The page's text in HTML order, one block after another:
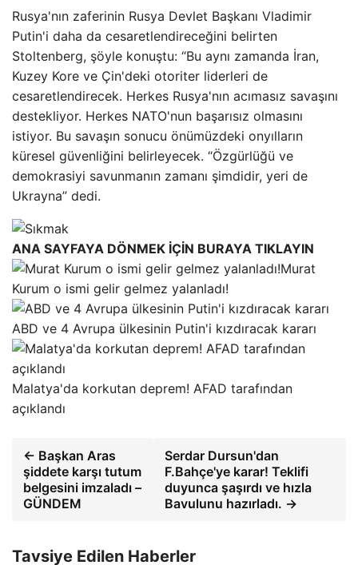
Rusya'nın zaferinin Rusya Devlet Başkanı Vladimir
Putin'i daha da cesaretlendireceğini belirten
Stoltenberg, şöyle konuştu: “Bu aynı zamanda İran,
Kuzey Kore ve Çin'deki otoriter liderleri de
cesaretlendirecek. Herkes Rusya'nın acımasız savaşını
destekliyor. Herkes NATO'nun başarısız olmasını
istiyor. Bu savaşın sonucu önümüzdeki onyılların
küresel güvenliğini belirleyecek. “Özgürlüğü ve
demokrasiyi savunmanın zamanı şimdidir, yeri de
Ukrayna” dedi.
ANA SAYFAYA DÖNMEK İÇİN BURAYA TIKLAYIN
Murat
Kurum o ismi gelir gelmez yalanladı!
ABD ve 4 Avrupa ülkesinin Putin'i kızdıracak kararı
Malatya'da korkutan deprem! AFAD tarafından
açıklandı
← Başkan Aras
şiddete karşı tutum
belgesini imzaladı –
GÜNDEM
Serdar Dursun'dan
F.Bahçe'ye karar! Teklifi
duyunca şaşırdı ve hızla
Bavulunu hazırladı. →
Tavsiye Edilen Haberler